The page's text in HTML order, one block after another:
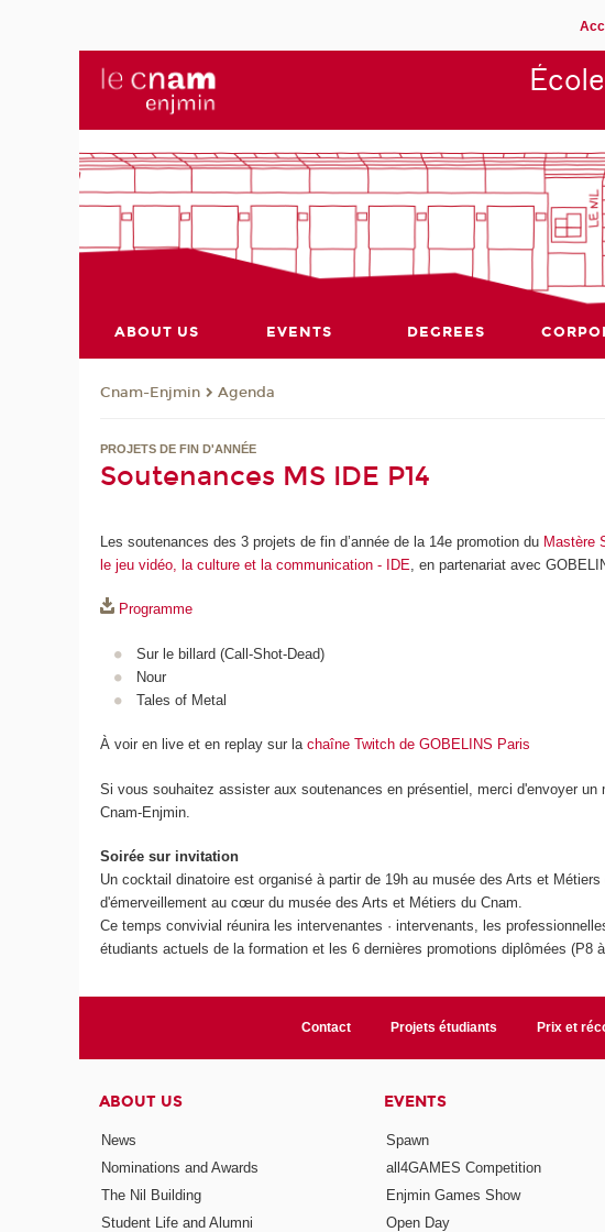
ABOUT US EVENTS DEGREES
Cnam-Enjmin Agenda
PROJETS DE FIN D'ANNÉE
Soutenances MS IDE P14
Les soutenances des 3 projets de fin d’année de la 14e promotion du Mastère
le jeu vidéo, la culture et la communication - IDE , en partenariat avec
Programme
Sur le billard (Call-Shot-Dead)
Nour
Tales of Metal
À voir en live et en replay sur lachaîne Twitch de GOBELINS Paris
Si vous souhaitez assister aux soutenances en présentiel, merci d'envoyer un
Cnam-Enjmin.
Soirée sur invitation
Un cocktail dinatoire est organisé à partir de 19h au musée des Arts et
d'émerveillement au cœur du musée des Arts et Métiers du Cnam.
Ce temps convivial réunira les intervenantes · intervenants, les
étudiants actuels de la formation et les 6 dernières promotions diplômées (P8
Contact Projets étudiants Prix et
ABOUT US
News
Nominations and Awards
The Nil Building
Student Life and Alumni
EVENTS
Spawn
all4GAMES Competition
Enjmin Games Show
Open Day